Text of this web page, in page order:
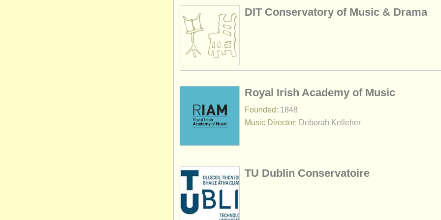
DIT Conservatory of Music & Drama
Royal Irish Academy of Music
Founded: 1848
Music Director: Deborah Kelleher
TU Dublin Conservatoire